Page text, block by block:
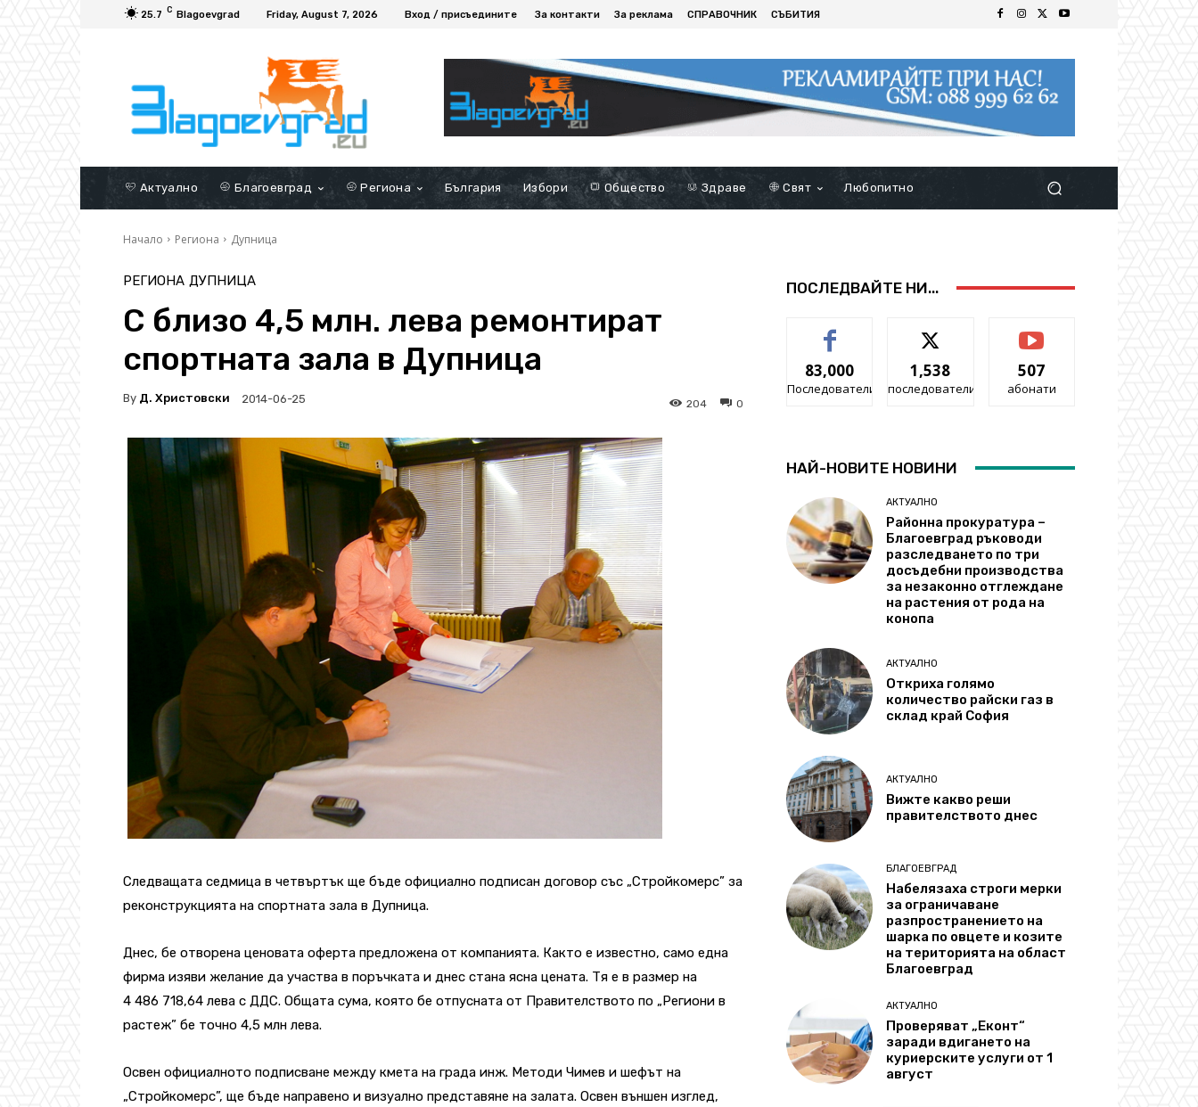
25.7 C Blagoevgrad Friday, August 7, 2026 Вход / присъедините За контакти За реклама СПРАВОЧНИК СЪБИТИЯ
Актуално Благоевград Региона България Избори Общество Здраве Свят Любопитно
Начало Региона Дупница
РЕГИОНА ДУПНИЦА
С близо 4,5 млн. лева ремонтират
спортната зала в Дупница
By Д. Христовски 2014-06-25 0
204
Следващата седмица в четвъртък ще бъде официално подписан договор със „Стройкомерс” за
реконструкцията на спортната зала в Дупница.
Днес, бе отворена ценовата оферта предложена от компанията. Както е известно, само една
фирма изяви желание да участва в поръчката и днес стана ясна цената. Тя е в размер на
4 486 718,64 лева с ДДС. Общата сума, която бе отпусната от Правителството по „Региони в
растеж” бе точно 4,5 млн лева.
Освен официалното подписване между кмета на града инж. Методи Чимев и шефът на
„Стройкомерс”, ще бъде направено и визуално представяне на залата. Освен външен изглед,
ПОСЛЕДВАЙТЕ НИ...
83,000
Последователи
1,538
последователи
507
абонати
НАЙ-НОВИТЕ НОВИНИ
АКТУАЛНО
Районна прокуратура –
Благоевград ръководи
разследването по три
досъдебни производства
за незаконно отглеждане
на растения от рода на
конопа
АКТУАЛНО
Откриха голямо
количество райски газ в
склад край София
АКТУАЛНО
Вижте какво реши
правителството днес
БЛАГОЕВГРАД
Набелязаха строги мерки
за ограничаване
разпространението на
шарка по овцете и козите
на територията на област
Благоевград
АКТУАЛНО
Проверяват „Еконт“
заради вдигането на
куриерските услуги от 1
август